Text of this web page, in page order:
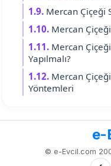
1.9. Mercan Çiçeği
1.10. Mercan
1.11. Mercan
Yapılmalı?
1.12. Mercan
Yöntemleri
e-
© e-Evcil.com